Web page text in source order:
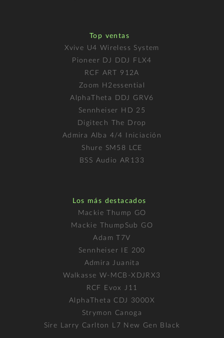
Top ventas
Xvive U4 Wireless System
Pioneer DJ DDJ FLX4
RCF ART 912A
Zoom H2essential
AlphaTheta DDJ GRV6
Sennheiser HD 25
Digitech The Drop
Admira Alba 4/4 Iniciación
Shure SM58 LCE
BSS Audio AR133
Los más destacados
Mackie Thump GO
Mackie ThumpSub GO
Adam T7V
Sennheiser IE 200
Admira Juanita
Walkasse W-MCB-XDJRX3
RCF Evox J11
AlphaTheta CDJ 3000X
Strymon Canoga
Sire Larry Carlton L7 New Gen Black